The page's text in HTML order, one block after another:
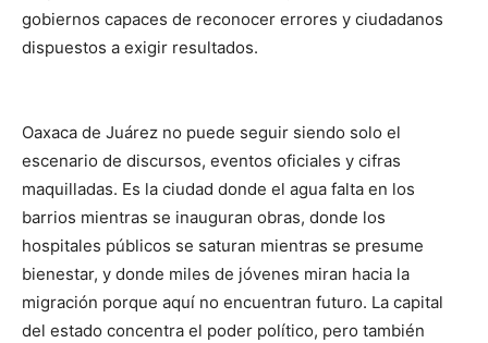
gobiernos capaces de reconocer errores y ciudadanos
dispuestos a exigir resultados.
Oaxaca de Juárez no puede seguir siendo solo el
escenario de discursos, eventos oficiales y cifras
maquilladas. Es la ciudad donde el agua falta en los
barrios mientras se inauguran obras, donde los
hospitales públicos se saturan mientras se presume
bienestar, y donde miles de jóvenes miran hacia la
migración porque aquí no encuentran futuro. La capital
del estado concentra el poder político, pero también